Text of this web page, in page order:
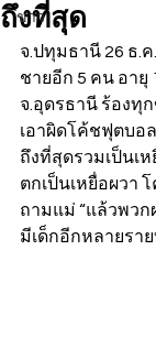
ข่าว
ถึงที่สุด
จ.ปทุมธานี 26 ธ.
ชายอีก 5 คน อายุ
จ.อุดรธานี ร้องทุ
เอาผิดโค้ชฟุตบ
ถึงที่สุดรวมเป็นเห
ตกเป็นเหยื่อผวา
ถามแม่ “แล้วพวก
มีเด็กอีกหลายรา